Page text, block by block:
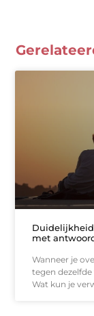
met
Wanneer je
tegen
Wat kun je